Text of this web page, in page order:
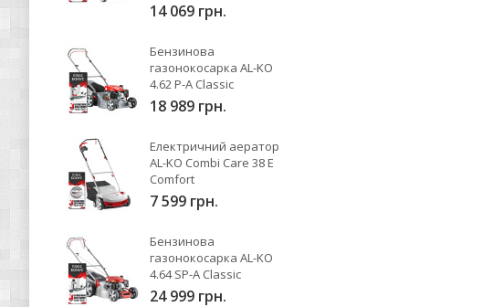
14 069 грн.
Бензинова
газонокосарка AL-KO
4.62 P-A Classic
18 989 грн.
Електричний аератор
AL-KO Combi Care 38 E
Comfort
7 599 грн.
Бензинова
газонокосарка AL-KO
4.64 SP-A Classic
24 999 грн.